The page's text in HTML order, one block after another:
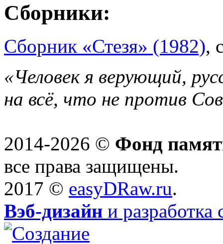
Сборники:
Сборник «Стезя» (1982),
«Человек я верующий,
на всё, что не против
2014-2026 © Фонд
все права защищены.
2017 © easyDRaw.ru.
Вэб-дизайн и разработка